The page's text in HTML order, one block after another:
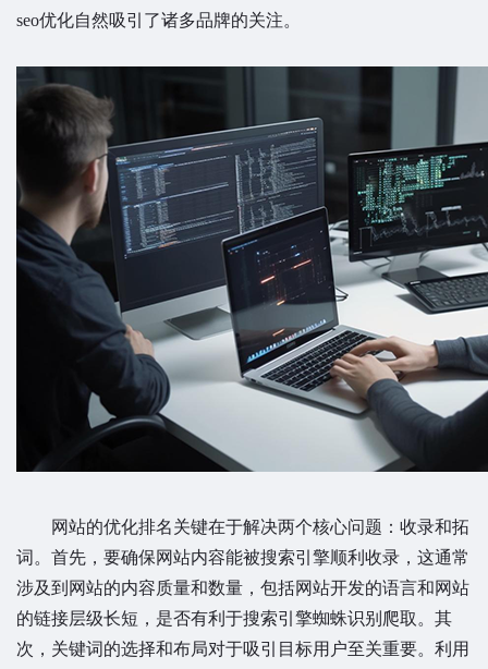
seo优化自然吸引了诸多品牌的关注。
网站的优化排名关键在于解决两个核心问题：收录和拓
词。首先，要确保网站内容能被搜索引擎顺利收录，这通常
涉及到网站的内容质量和数量，包括网站开发的语言和网站
的链接层级长短，是否有利于搜索引擎蜘蛛识别爬取。其
次，关键词的选择和布局对于吸引目标用户至关重要。利用